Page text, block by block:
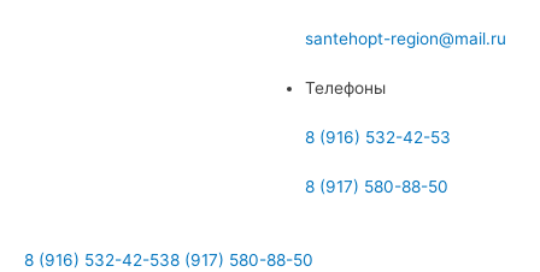
santehopt-region@mail.ru
Телефоны
8 (916) 532-42-53
8 (917) 580-88-50
8 (916) 532-42-538 (917) 580-88-50